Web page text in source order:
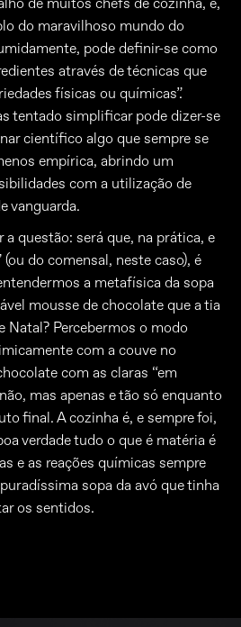
do maravilhoso mundo do
pode definir-se como
através de técnicas que
físicas ou químicas”.
tentado simplificar pode dizer-se
científico algo que sempre se
empírica, abrindo um
com a utilização de
vanguarda.
questão: será que, na prática, e
do comensal, neste caso), é
a metafísica da sopa
mousse de chocolate que a tia
Natal? Percebermos o modo
com a couve no
com as claras “em
mas apenas e tão só enquanto
final. A cozinha é, e sempre foi,
verdade tudo o que é matéria é
e as reações químicas sempre
sopa da avó que tinha
os sentidos.